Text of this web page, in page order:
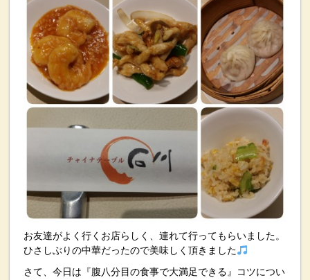
お友達がよく行くお店らしく、連れて行ってもらいました。
ひさしぶりの中華だったので美味しく頂きました
さて、今日は『腹八分目の食事で大満足できる』コツについ